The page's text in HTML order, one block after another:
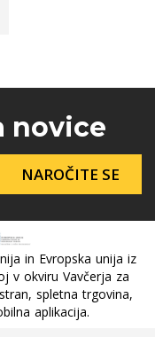
novice
NAROČITE SE
in Evropska unija iz
v okviru Vavčerja za
spletna trgovina,
aplikacija.